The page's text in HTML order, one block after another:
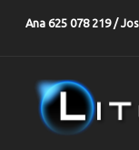
Ana 625 078 219 /